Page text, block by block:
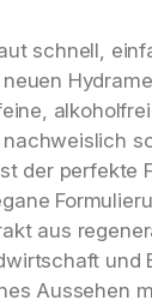
schnell,
der perfekte
aus
und
Aussehen